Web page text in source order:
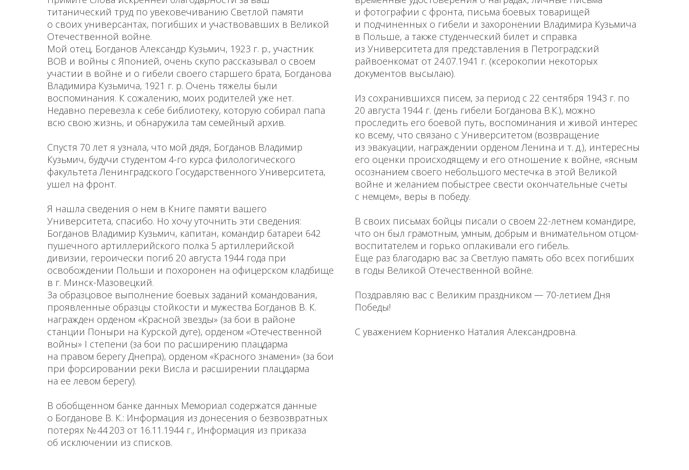
титанический труд по увековечиванию Светлой памяти
о своих универсантах, погибших и участвовавших в Великой
Отечественной войне.
Мой отец, Богданов Александр Кузьмич, 1923 г. р., участник
ВОВ и войны с Японией, очень скупо рассказывал о своем
участии в войне и о гибели своего старшего брата, Богданова
Владимира Кузьмича, 1921 г. р. Очень тяжелы были
воспоминания. К сожалению, моих родителей уже нет.
Недавно перевезла к себе библиотеку, которую собирал папа
всю свою жизнь, и обнаружила там семейный архив.
Спустя 70 лет я узнала, что мой дядя, Богданов Владимир
Кузьмич, будучи студентом 4-го курса филологического
факультета Ленинградского Государственного Университета,
ушел на фронт.
Я нашла сведения о нем в Книге памяти вашего
Университета, спасибо. Но хочу уточнить эти сведения:
Богданов Владимир Кузьмич, капитан, командир батареи 642
пушечного артиллерийского полка 5 артиллерийской
дивизии, героически погиб 20 августа 1944 года при
освобождении Польши и похоронен на офицерском кладбище
в г. Минск-Мазовецкий.
За образцовое выполнение боевых заданий командования,
проявленные образцы стойкости и мужества Богданов В. К.
награжден орденом «Красной звезды» (за бои в районе
станции Поныри на Курской дуге), орденом «Отечественной
войны» I степени (за бои по расширению плацдарма
на правом берегу Днепра), орденом «Красного знамени» (за бои
при форсировании реки Висла и расширении плацдарма
на ее левом берегу).
В обобщенном банке данных Мемориал содержатся данные
о Богданове В. К.: Информация из донесения о безвозвратных
потерях № 44 203 от 16.11.1944 г., Информация из приказа
об исключении из списков.
и фотографии с фронта, письма боевых товарищей
и подчиненных о гибели и захоронении Владимира Кузьмича
в Польше, а также студенческий билет и справка
из Университета для представления в Петроградский
райвоенкомат от 24.07.1941 г. (ксерокопии некоторых
документов высылаю).
Из сохранившихся писем, за период с 22 сентября 1943 г. по
20 августа 1944 г. (день гибели Богданова В.К.), можно
проследить его боевой путь, воспоминания и живой интерес
ко всему, что связано с Университетом (возвращение
из эвакуации, награждении орденом Ленина и т. д.), интересны
его оценки происходящему и его отношение к войне, «ясным
осознанием своего небольшого местечка в этой Великой
войне и желанием побыстрее свести окончательные счеты
с немцем», веры в победу.
В своих письмах бойцы писали о своем 22-летнем командире,
что он был грамотным, умным, добрым и внимательном отцом-
воспитателем и горько оплакивали его гибель.
Еще раз благодарю вас за Светлую память обо всех погибших
в годы Великой Отечественной войне.
Поздравляю вас с Великим праздником — 70-летием Дня
Победы!
С уважением Корниенко Наталия Александровна.